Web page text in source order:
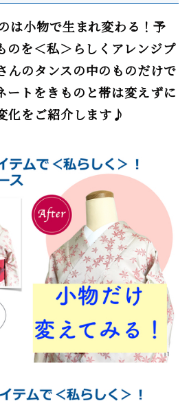
は小物で生まれ変わる！予
を＜私＞らしくアレンジプ
んのタンスの中のものだけで
ートをきものと帯は変えずに
化をご紹介します♪